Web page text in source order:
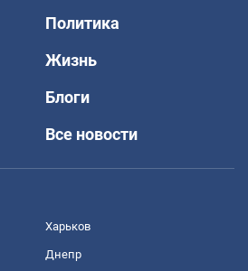
Политика
Жизнь
Блоги
Все новости
Харьков
Днепр